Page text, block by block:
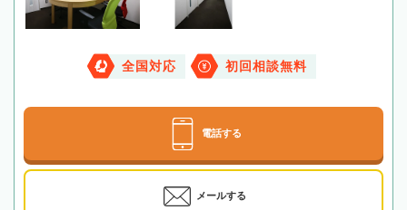
全国対応 初回相談無料
電話する
メールする